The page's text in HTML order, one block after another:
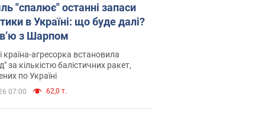
"спалює" останні запаси
в Україні: що буде далі?
з Шарпом
країна-агресорка встановила
за кількістю балістичних ракет,
по Україні
07:00 62,0 т.